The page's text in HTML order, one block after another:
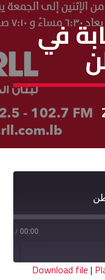
في
00:00
/
Download file|